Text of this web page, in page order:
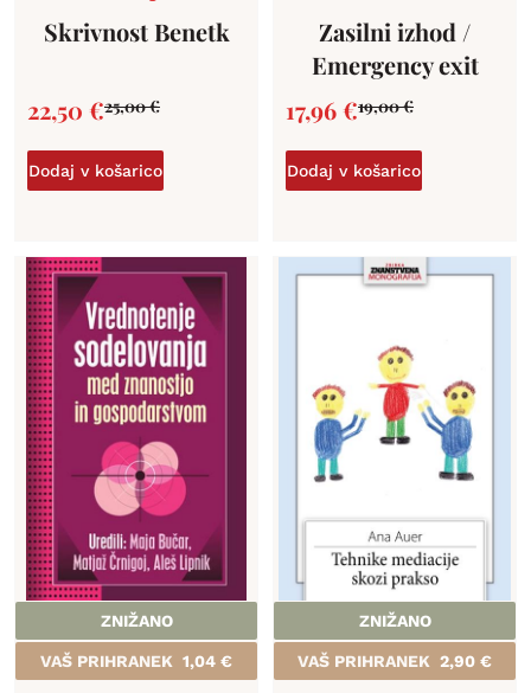
Skrivnost Benetk
25,00€
22,50 €
Dodaj v košarico
Zasilni izhod /
Emergency exit
19,00€
17,96€
Dodaj v košarico
ZNIŽANO
VAŠ PRIHRANEK 1,04 €
ZNIŽANO
VAŠ PRIHRANEK 2,90 €